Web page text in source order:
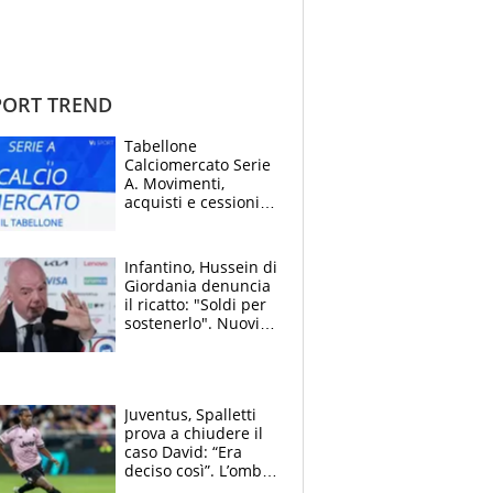
TREND
Tabellone
Calciomercato Serie
A. Movimenti,
acquisti e cessioni:
Infantino, Hussein di
Giordania denuncia
il ricatto: "Soldi per
sostenerlo". Nuovi
Juventus, Spalletti
prova a chiudere il
caso David: “Era
deciso così”. L’ombra